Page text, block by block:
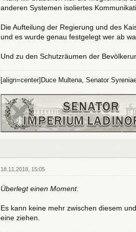
anderen Systemen isoliertes
Die Aufteilung der Regierung und des
und es wurde genau festgelegt wer ab
Und zu den Schutzräumen der
[align=center]Duce Multena, Senator
18.11.2018, 15:05
Überlegt einen Moment.
Es kann keine mehr zwischen diesem
eine ziehen.